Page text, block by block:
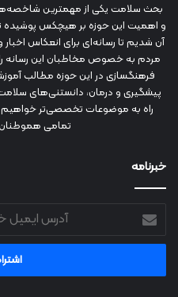
بحث سلامت یکی از مهمترین
و اهمیت این حوزه بر هیچکس پوشیده
آن شدیم تا رسانه‌ای برای انعکاس
مردم به خصوص مخاطبان این رسانه
فرهنگسازی در این حوزه مطالب
پیشگیری و درمان، دانستنی‌های
راه به موضوعات تخصصی‌تر خواهیم
تمامی هموطنان
خبرنامه
آدرس
ایمیل
خود
وارد